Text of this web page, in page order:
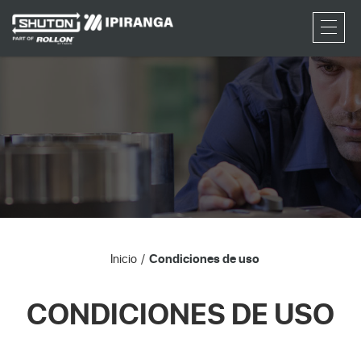
RFQ
Inicio Condiciones de uso
CONDICIONES DE USO